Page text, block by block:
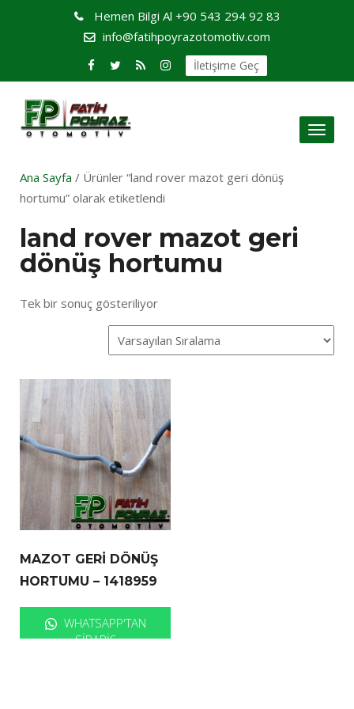
Hemen Bilgi Al +90 543 294 92 83
info@fatihpoyrazotomotiv.com
İletişime Geç
Toggle
Ana Sayfa / Ürünler “land rover mazot geri dönüş
hortumu” olarak etiketlendi
land rover mazot geri
dönüş hortumu
Tek bir sonuç gösteriliyor
MAZOT GERİ DÖNÜŞ
HORTUMU – 1418959
WHATSAPP'TAN
SIPARIŞ